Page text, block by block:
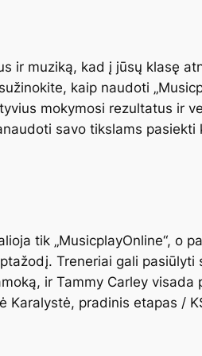
ir muziką, kad į jūsų klasę
kaip naudoti
mokymosi rezultatus ir
savo tikslams pasiekti
tik „MusicplayOnline“, o
Treneriai gali
ir Tammy Carley visada
Karalystė, pradinis etapas /